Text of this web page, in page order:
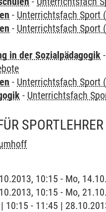
- Unterrichtsfach Sport
- Unterrichtsfach Sport
in der Sozialpädagogik -
- Unterrichtsfach Sport
- Unterrichtsfach
10:15 - Mo,
10:15 - Mo,
- 11:45 |